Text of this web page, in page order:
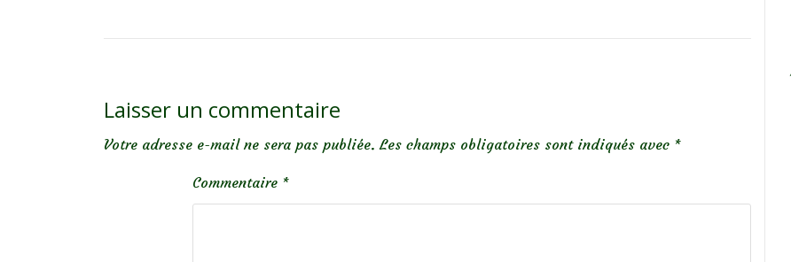
Laisser un commentaire
Votre adresse e-mail ne sera pas publiée. Les champs obligatoires sont indiqués avec *
Commentaire *